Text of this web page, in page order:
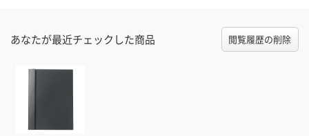
あなたが最近チェックした商品 閲覧履歴の削除